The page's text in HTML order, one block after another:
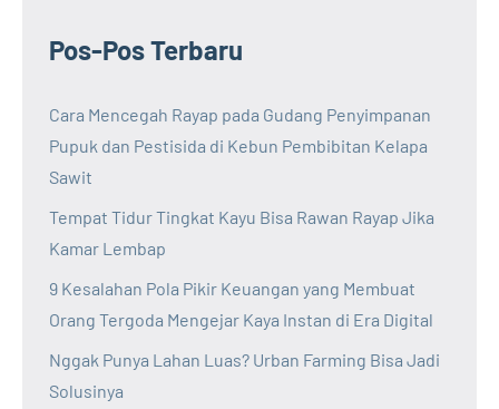
Pos-Pos Terbaru
Cara Mencegah Rayap pada Gudang Penyimpanan
Pupuk dan Pestisida di Kebun Pembibitan Kelapa
Sawit
Tempat Tidur Tingkat Kayu Bisa Rawan Rayap Jika
Kamar Lembap
9 Kesalahan Pola Pikir Keuangan yang Membuat
Orang Tergoda Mengejar Kaya Instan di Era Digital
Nggak Punya Lahan Luas? Urban Farming Bisa Jadi
Solusinya